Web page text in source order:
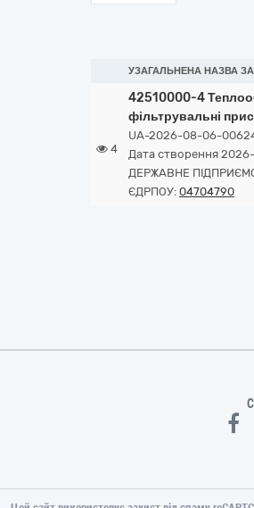
УЗАГАЛЬНЕНА НАЗВА
4
42510000-4
фільтрувальні
UA-2026-08-06-
Дата створення
ДЕРЖАВНЕ
ЄДРПОУ: 04704790